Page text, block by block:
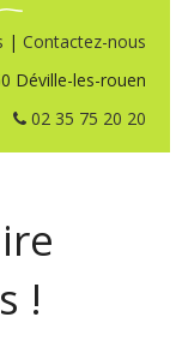
| Contactez-nous
Déville-les-rouen
02 35 75 20 20
!